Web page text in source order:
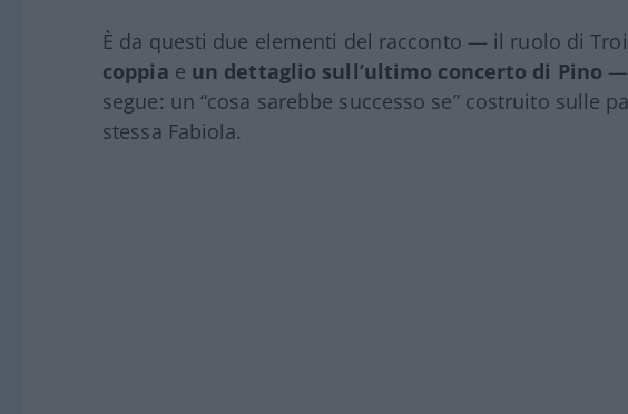
È da questi due elementi del racconto — il ruolo di
coppia e un dettaglio sull’ultimo concerto di Pino —
segue: un “cosa sarebbe successo se” costruito sulle
stessa Fabiola.